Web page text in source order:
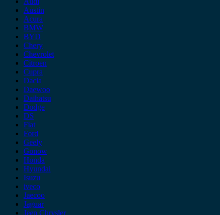
Austin
Acura
BMW
BYD
Chery
Chevrolet
Citroen
Cupra
Dacia
Daewoo
Daihatsu
Dodge
DS
Fiat
Ford
Geely
Gonow
Honda
Hyundai
Isuzu
iveco
Jaecoo
Jaguar
Jeep Chrysler